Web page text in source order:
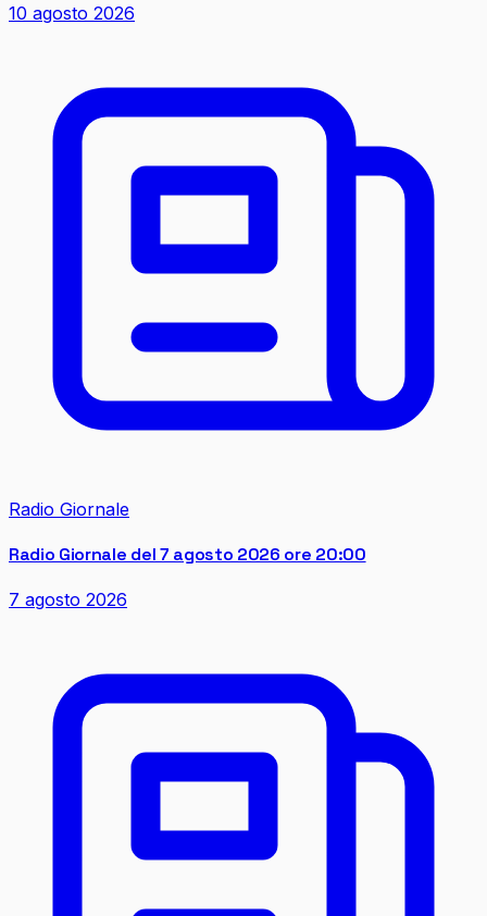
10 agosto 2026
Radio Giornale
Radio Giornale del 7 agosto 2026 ore 20:00
7 agosto 2026